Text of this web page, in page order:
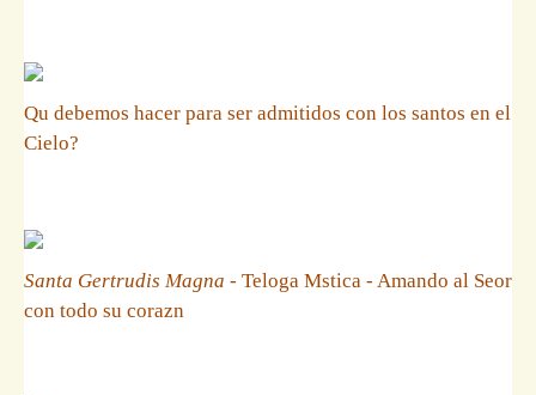
Qu debemos hacer para ser admitidos con los santos en el
Cielo?
Santa Gertrudis Magna - Teloga Mstica - Amando al Seor
con todo su corazn